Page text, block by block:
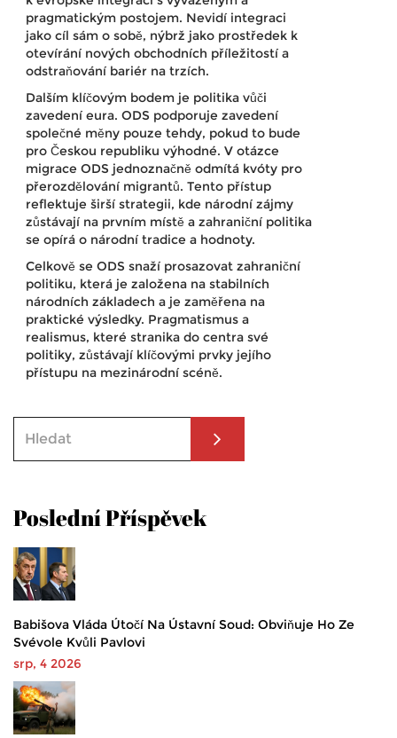
pragmatickým postojem. Nevidí integraci
jako cíl sám o sobě, nýbrž jako prostředek k
otevírání nových obchodních příležitostí a
odstraňování bariér na trzích.
Dalším klíčovým bodem je politika vůči
zavedení eura. ODS podporuje zavedení
společné měny pouze tehdy, pokud to bude
pro Českou republiku výhodné. V otázce
migrace ODS jednoznačně odmítá kvóty pro
přerozdělování migrantů. Tento přístup
reflektuje širší strategii, kde národní zájmy
zůstávají na prvním místě a zahraniční politika
se opírá o národní tradice a hodnoty.
Celkově se ODS snaží prosazovat zahraniční
politiku, která je založena na stabilních
národních základech a je zaměřena na
praktické výsledky. Pragmatismus a
realismus, které stranika do centra své
politiky, zůstávají klíčovými prvky jejího
přístupu na mezinárodní scéně.
Poslední Příspěvek
Babišova Vláda Útočí Na Ústavní Soud: Obviňuje Ho Ze
Svévole Kvůli Pavlovi
srp, 4 2026